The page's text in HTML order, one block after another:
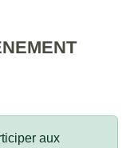
aux